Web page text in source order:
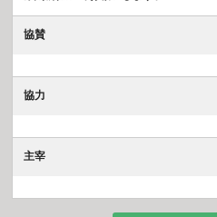
協賛
協力
主宰